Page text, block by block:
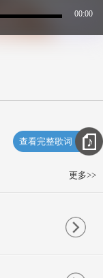
00:00
查看完整歌词
更多>>